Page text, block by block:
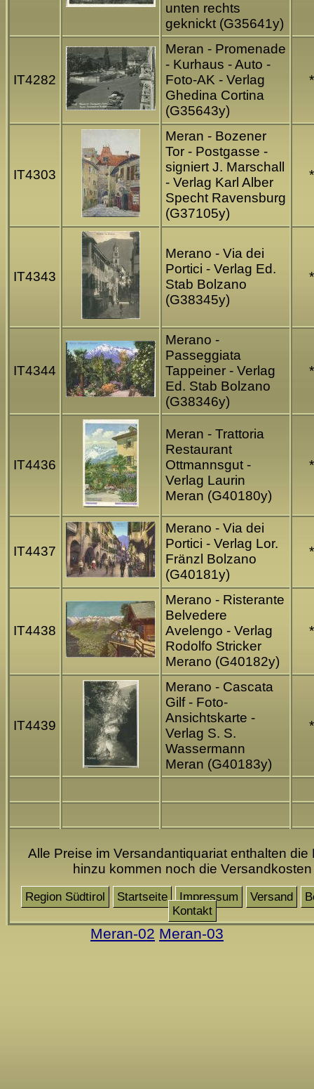
unten rechts
geknickt (G35641y)
IT4282
Meran - Promenade
- Kurhaus - Auto -
Foto-AK - Verlag
Ghedina Cortina
(G35643y)
*
IT4303
Meran - Bozener
Tor - Postgasse -
signiert J. Marschall
- Verlag Karl Alber
Specht Ravensburg
(G37105y)
*
IT4343
Merano - Via dei
Portici - Verlag Ed.
Stab Bolzano
(G38345y)
*
IT4344
Merano -
Passeggiata
Tappeiner - Verlag
Ed. Stab Bolzano
(G38346y)
*
IT4436
Meran - Trattoria
Restaurant
Ottmannsgut -
Verlag Laurin
Meran (G40180y)
*
IT4437
Merano - Via dei
Portici - Verlag Lor.
Fränzl Bolzano
(G40181y)
*
IT4438
Merano - Risterante
Belvedere
Avelengo - Verlag
Rodolfo Stricker
Merano (G40182y)
*
IT4439
Merano - Cascata
Gilf - Foto-
Ansichtskarte -
Verlag S. S.
Wassermann
Meran (G40183y)
*
Alle Preise im Versandantiquariat enthalten die
hinzu kommen noch die Versandkosten
Region Südtirol Startseite Impressum Versand
Kontakt
Meran-02 Meran-03